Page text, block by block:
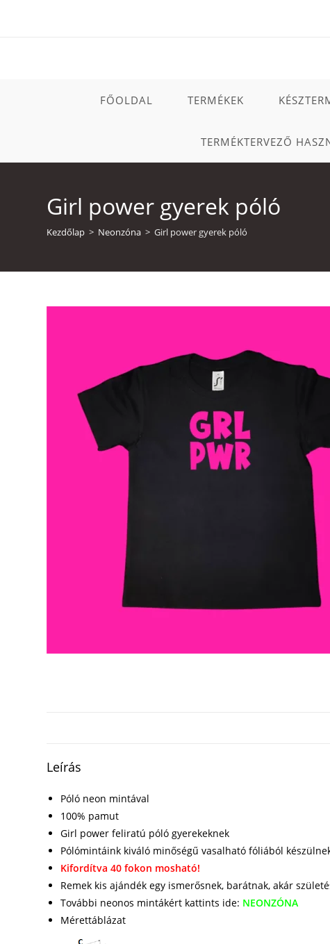
FŐOLDAL TERMÉKEK
TERMÉKTERVEZŐ
Girl power gyerek póló
Kezdőlap > Neonzóna > Girl power gyerek póló
Leírás
Póló neon mintával
100% pamut
Girl power feliratú póló gyerekeknek
Pólómintáink kiváló minőségű vasalható fóliából
Kifordítva 40 fokon mosható!
Remek kis ajándék egy ismerősnek, barátnak, akár
További neonos mintákért kattints ide: NEONZÓNA
Mérettáblázat